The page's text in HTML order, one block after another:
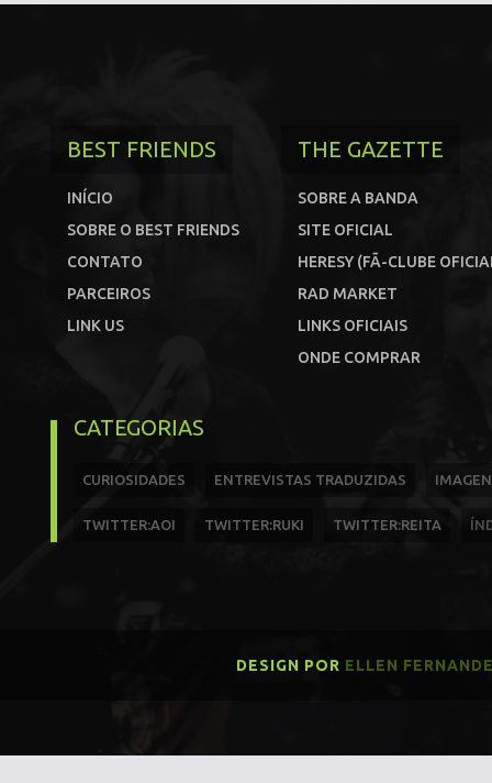
BEST FRIENDS
INÍCIO
SOBRE O BEST FRIENDS
CONTATO
PARCEIROS
LINK US
THE GAZETTE
SOBRE A BANDA
SITE OFICIAL
HERESY (FÃ-CLUBE
RAD MARKET
LINKS OFICIAIS
ONDE COMPRAR
CATEGORIAS
CURIOSIDADES ENTREVISTAS TRADUZIDAS
TWITTER:AOI TWITTER:RUKI TWITTER:REITA
DESIGN POR ELLEN